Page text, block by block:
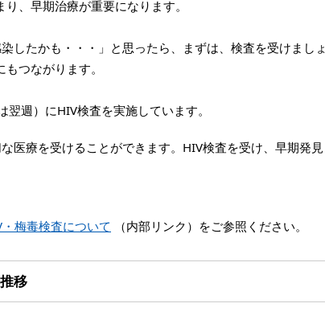
、早期治療が重要になります。
したかも・・・」と思ったら、まずは、検査を受けましょ
つながります。
週）にHIV検査を実施しています。
医療を受けることができます。HIV検査を受け、早期発見
梅毒検査について （内部リンク）をご参照ください。
移